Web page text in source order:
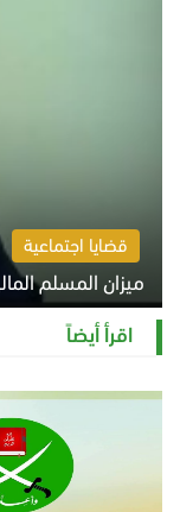
قضايا اجتماعية
ميزان المسلم
السبت 8 أغسطس 2026 11:21 ص
اقرأ أيضاً